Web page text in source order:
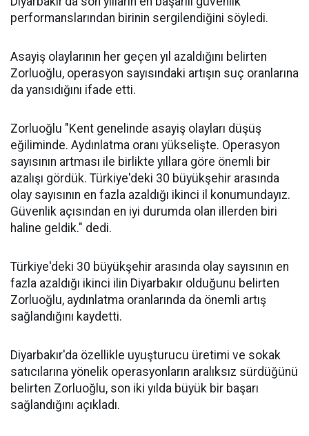
performanslarından birinin sergilendiğini söyledi.
Asayiş olaylarının her geçen yıl azaldığını belirten
Zorluoğlu, operasyon sayısındaki artışın suç oranlarına
da yansıdığını ifade etti.
Zorluoğlu "Kent genelinde asayiş olayları düşüş
eğiliminde. Aydınlatma oranı yükselişte. Operasyon
sayısının artması ile birlikte yıllara göre önemli bir
azalışı gördük. Türkiye'deki 30 büyükşehir arasında
olay sayısının en fazla azaldığı ikinci il konumundayız.
Güvenlik açısından en iyi durumda olan illerden biri
haline geldik." dedi.
Türkiye'deki 30 büyükşehir arasında olay sayısının en
fazla azaldığı ikinci ilin Diyarbakır olduğunu belirten
Zorluoğlu, aydınlatma oranlarında da önemli artış
sağlandığını kaydetti.
Diyarbakır'da özellikle uyuşturucu üretimi ve sokak
satıcılarına yönelik operasyonların aralıksız sürdüğünü
belirten Zorluoğlu, son iki yılda büyük bir başarı
sağlandığını açıkladı.